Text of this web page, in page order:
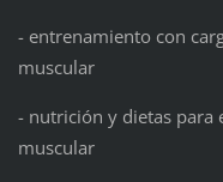
- entrenamiento con
muscular
- nutrición y dietas para
muscular